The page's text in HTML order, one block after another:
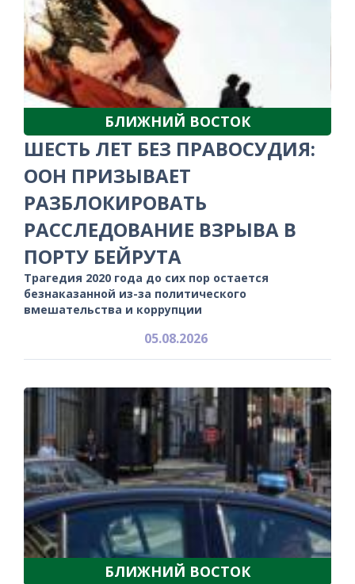
БЛИЖНИЙ ВОСТОК
ШЕСТЬ ЛЕТ БЕЗ ПРАВОСУДИЯ:
ООН ПРИЗЫВАЕТ
РАЗБЛОКИРОВАТЬ
РАССЛЕДОВАНИЕ ВЗРЫВА В
ПОРТУ БЕЙРУТА
Трагедия 2020 года до сих пор остается
безнаказанной из-за политического
вмешательства и коррупции
05.08.2026
БЛИЖНИЙ ВОСТОК